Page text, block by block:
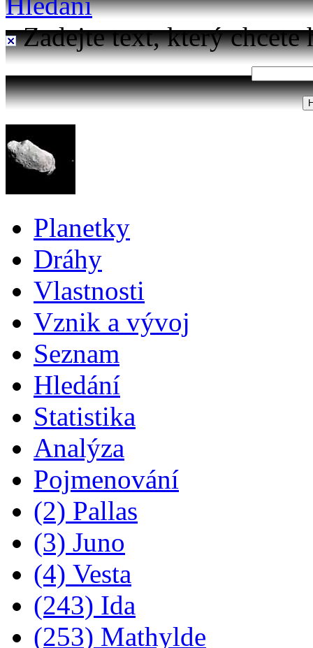
Zadejte text, který chcete
Planetky
Dráhy
Vlastnosti
Vznik a vývoj
Seznam
Hledání
Statistika
Analýza
Pojmenování
(2) Pallas
(3) Juno
(4) Vesta
(243) Ida
(253) Mathylde